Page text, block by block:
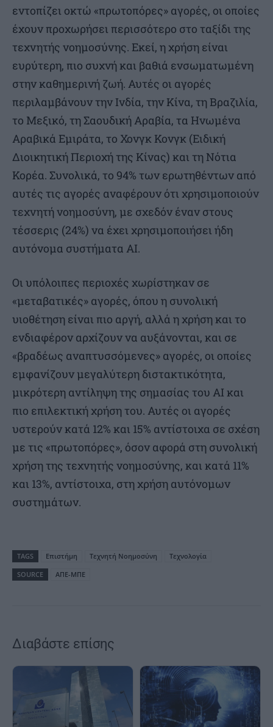
εντοπίζει οκτώ «πρωτοπόρες» αγορές, οι οποίες
έχουν προχωρήσει περισσότερο στο ταξίδι της
τεχνητής νοημοσύνης. Εκεί, η χρήση είναι
ευρύτερη, πιο συχνή και βαθιά ενσωματωμένη
στην καθημερινή ζωή. Αυτές οι αγορές
περιλαμβάνουν την Ινδία, την Κίνα, τη Βραζιλία,
το Μεξικό, τη Σαουδική Αραβία, τα Ηνωμένα
Αραβικά Εμιράτα, το Χονγκ Κονγκ (Ειδική
Διοικητική Περιοχή της Κίνας) και τη Νότια
Κορέα. Συνολικά, το 94% των ερωτηθέντων από
αυτές τις αγορές αναφέρουν ότι χρησιμοποιούν
τεχνητή νοημοσύνη, με σχεδόν έναν στους
τέσσερις (24%) να έχει χρησιμοποιήσει ήδη
αυτόνομα συστήματα AI.
Οι υπόλοιπες περιοχές χωρίστηκαν σε
«μεταβατικές» αγορές, όπου η συνολική
υιοθέτηση είναι πιο αργή, αλλά η χρήση και το
ενδιαφέρον αρχίζουν να αυξάνονται, και σε
«βραδέως αναπτυσσόμενες» αγορές, οι οποίες
εμφανίζουν μεγαλύτερη διστακτικότητα,
μικρότερη αντίληψη της σημασίας του AI και
πιο επιλεκτική χρήση του. Αυτές οι αγορές
υστερούν κατά 12% και 15% αντίστοιχα σε σχέση
με τις «πρωτοπόρες», όσον αφορά στη συνολική
χρήση της τεχνητής νοημοσύνης, και κατά 11%
και 13%, αντίστοιχα, στη χρήση αυτόνομων
συστημάτων.
TAGS Επιστήμη Τεχνητή Νοημοσύνη
Τεχνολογία
SOURCE
ΑΠΕ-ΜΠΕ
Διαβάστε επίσης